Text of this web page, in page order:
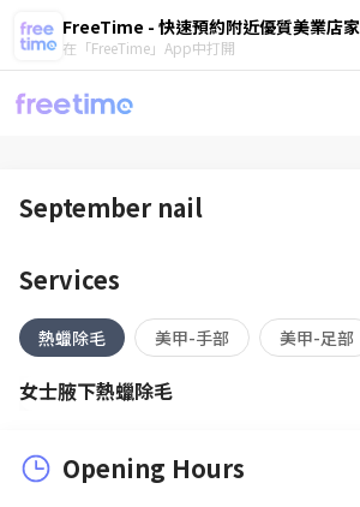
FreeTime - 快速預約附近優質美業店家
在「FreeTime」App中打開
September nail
Services
熱蠟除毛 美甲-手部 美甲-足部
女士腋下熱蠟除毛
Opening Hours